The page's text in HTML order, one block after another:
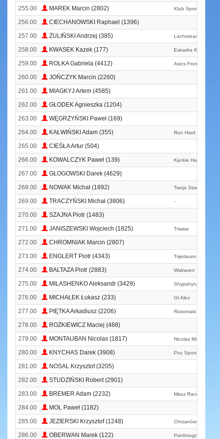
255.00
MAREK Marcin (2802) Klub Sportowy
256.00
CIECHANOWSKI Raphael (1396)
257.00
ŻULIŃSKI Andrzej (385) Lachoteam
258.00 KWASEK Kazek (177) Eskadra Kraków
259.00 ROLKA Gabriela (4412) Asics Frontrunner
260.00
JOŃCZYK Marcin (2260)
261.00
MIAGKYJ Artem (4585)
262.00
GŁODEK Agnieszka (1204)
263.00
WĘGRZYŃSKI Paweł (169)
264.00
KAŁWIŃSKI Adam (355) Run Hard System
265.00
CIEŚŁA Artur (504)
266.00
KOWALCZYK Paweł (139) Kęckie Harpagany
267.00
GŁOGOWSKI Darek (4629)
268.00
NOWAK Michał (1892) Twoja Stara Team
269.00 TRACZYŃSKI Michał (3806) -
270.00
SZAJNA Piotr (1483)
271.00
JANISZEWSKI Wojciech (1825) Triwise
272.00
CHROMNIAK Marcin (2807)
273.00
ENGLERT Piotr (4343) Trijetteam
274.00 BALTAZA Piotr (2883) Walraven
275.00 MILASHENKO Aleksandr (3429) Shypshyna Run
276.00 MICHAŁEK Łukasz (233) Gt Alex
277.00 PIĘTKA Arkadiusz (2206) Rosomaki
278.00
ROŻKIEWICZ Maciej (488)
279.00
MONTAUBAN Nicolas (1817) Nicolas Montauban
280.00 KNYCHAS Darek (3908) Pzu Sport Team
281.00
NOSAL Krzysztof (3205)
282.00
STUDZIŃSKI Robert (2901)
283.00
BREMER Adam (2232) Miraz Race Team
284.00
MOL Paweł (1182)
285.00
JEZIERSKI Krzysztof (1248) Chrzanów Biega
286.00 OBERWAN Marek (122) Panfotograf. Eu